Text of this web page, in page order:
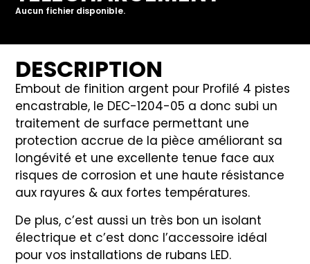
Aucun fichier disponible.
DESCRIPTION
Embout de finition argent pour Profilé 4 pistes
encastrable, le DEC-1204-05 a donc subi un
traitement de surface permettant une
protection accrue de la pièce améliorant sa
longévité et une excellente tenue face aux
risques de corrosion et une haute résistance
aux rayures & aux fortes températures.
De plus, c’est aussi un très bon un isolant
électrique et c’est donc l’accessoire idéal
pour vos installations de rubans LED.